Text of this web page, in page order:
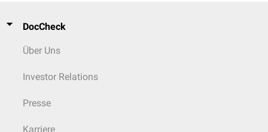
DocCheck
Über Uns
Investor Relations
Presse
Karriere